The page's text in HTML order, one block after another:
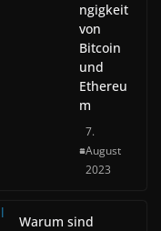
ngigkeit
von
Bitcoin
und
Ethereu
m
7.
August
2023
Warum sind